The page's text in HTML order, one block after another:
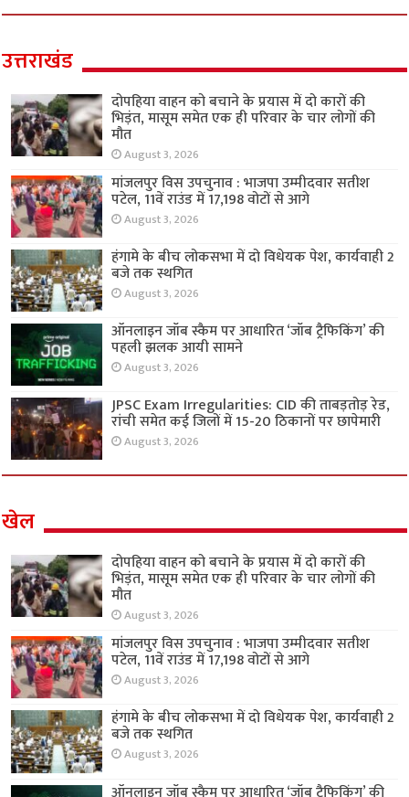
उत्तराखंड
दोपहिया वाहन को बचाने के प्रयास में दो कारों की
भिड़ंत, मासूम समेत एक ही परिवार के चार लोगों की
मौत
August 3, 2026
मांजलपुर विस उपचुनाव : भाजपा उम्मीदवार सतीश
पटेल, 11वें राउंड में 17,198 वोटों से आगे
August 3, 2026
हंगामे के बीच लोकसभा में दो विधेयक पेश, कार्यवाही 2
बजे तक स्थगित
August 3, 2026
ऑनलाइन जॉब स्कैम पर आधारित ‘जॉब ट्रैफिकिंग’ की
पहली झलक आयी सामने
August 3, 2026
JPSC Exam Irregularities: CID की ताबड़तोड़ रेड,
रांची समेत कई जिलों में 15-20 ठिकानों पर छापेमारी
August 3, 2026
खेल
दोपहिया वाहन को बचाने के प्रयास में दो कारों की
भिड़ंत, मासूम समेत एक ही परिवार के चार लोगों की
मौत
August 3, 2026
मांजलपुर विस उपचुनाव : भाजपा उम्मीदवार सतीश
पटेल, 11वें राउंड में 17,198 वोटों से आगे
August 3, 2026
हंगामे के बीच लोकसभा में दो विधेयक पेश, कार्यवाही 2
बजे तक स्थगित
August 3, 2026